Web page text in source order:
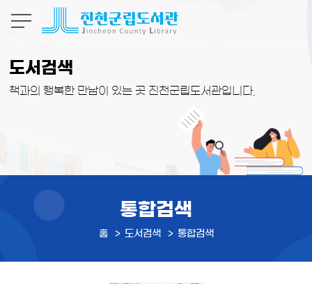
도서검색
책과의 행복한 만남이 있는 곳 진천군립도서관입니다.
통합검색
홈 도서검색 통합검색